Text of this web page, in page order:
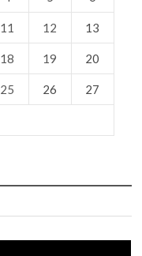
11 12 13
18 19 20
25 26 27